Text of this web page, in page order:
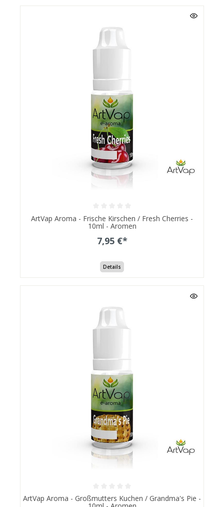
ArtVap Aroma - Frische Kirschen / Fresh Cherries -
10ml - Aromen
7,95 €*
Details
ArtVap Aroma - Großmutters Kuchen / Grandma's Pie -